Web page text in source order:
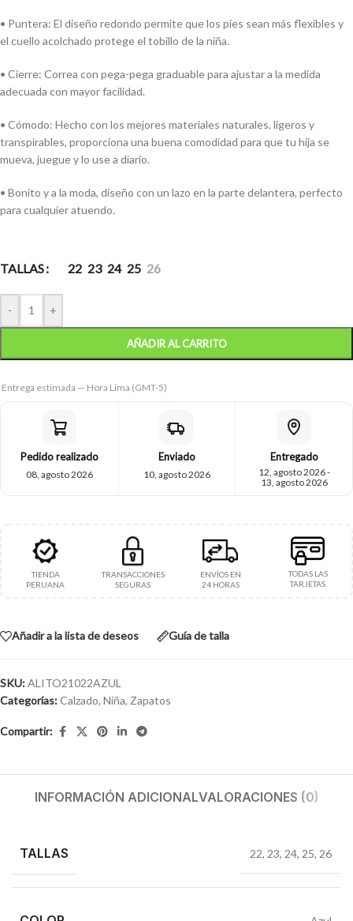
• Puntera: El diseño redondo permite que los pies sean más flexibles y
el cuello acolchado protege el tobillo de la niña.
• Cierre: Correa con pega-pega graduable para ajustar a la medida
adecuada con mayor facilidad.
• Cómodo: Hecho con los mejores materiales naturales, ligeros y
transpirables, proporciona una buena comodidad para que tu hija se
mueva, juegue y lo use a diario.
• Bonito y a la moda, diseño con un lazo en la parte delantera, perfecto
para cualquier atuendo.
TALLAS 22 23 24 25 26
- +
AÑADIR AL CARRITO
Entrega estimada — Hora Lima (GMT-5)
Pedido realizado
08, agosto 2026
Enviado
10, agosto 2026
Entregado
12, agosto 2026 -
13, agosto 2026
TIENDA
PERUANA
TRANSACCIONES
SEGURAS
ENVÍOS EN
24 HORAS
TODAS LAS
TARJETAS
Añadir a la lista de deseos Guía de talla
SKU:ALITO21022AZUL
Categorías:Calzado, Niña, Zapatos
Compartir:
INFORMACIÓN ADICIONALVALORACIONES (0)
TALLAS 22, 23, 24, 25, 26